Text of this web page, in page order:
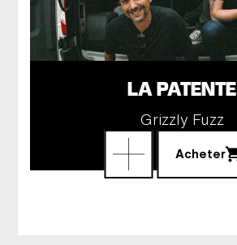
LA PATENTE
Grizzly Fuzz
Acheter